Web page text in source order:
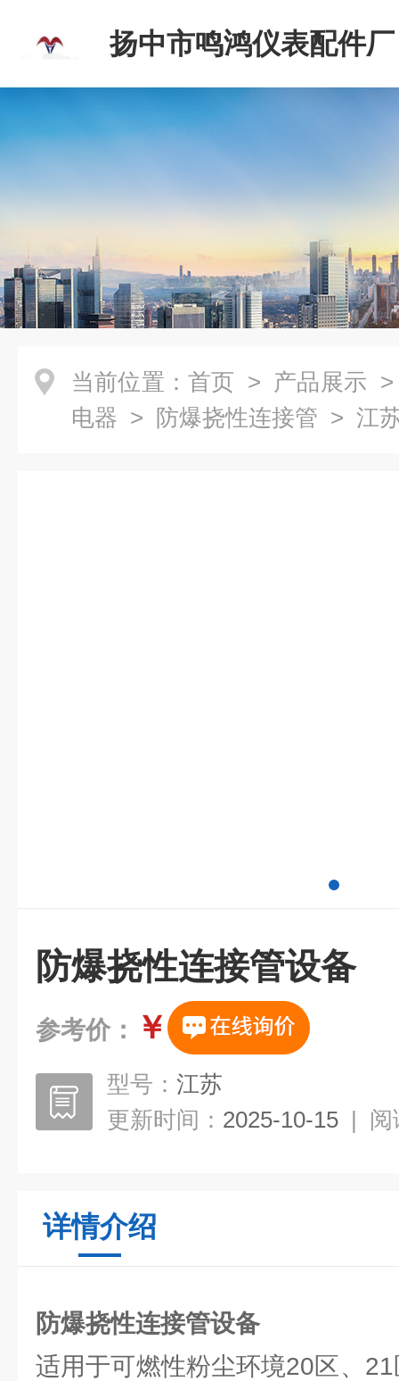
扬中市鸣鸿仪表配件厂
当前位置： 首页 > 产品展示
电器 > 防爆挠性连接管 > 江
防爆挠性连接管设备
参考价： ￥
型号： 江苏
更新时间： 2025-10-15 | 阅
详情介绍
防爆挠性连接管设备
适用于可燃性粉尘环境20区、